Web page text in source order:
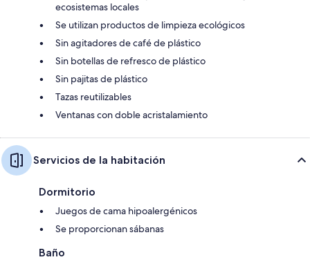
ecosistemas locales
Se utilizan productos de limpieza ecológicos
Sin agitadores de café de plástico
Sin botellas de refresco de plástico
Sin pajitas de plástico
Tazas reutilizables
Ventanas con doble acristalamiento
Servicios de la habitación
Dormitorio
Juegos de cama hipoalergénicos
Se proporcionan sábanas
Baño